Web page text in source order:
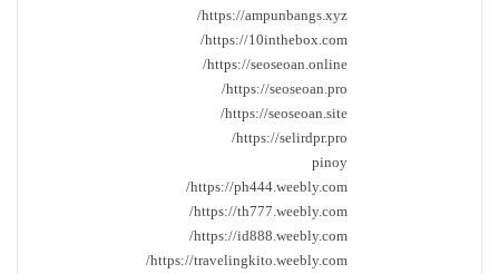
https://ampunbangs.xyz/
https://10inthebox.com/
https://seoseoan.online/
https://seoseoan.pro/
https://seoseoan.site/
https://selirdpr.pro/
pinoy
https://ph444.weebly.com/
https://th777.weebly.com/
https://id888.weebly.com/
https://travelingkito.weebly.com/